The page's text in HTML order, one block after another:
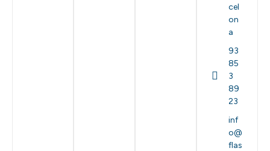
cel
on
a
93
85
3
89
23
inf
o@
flas